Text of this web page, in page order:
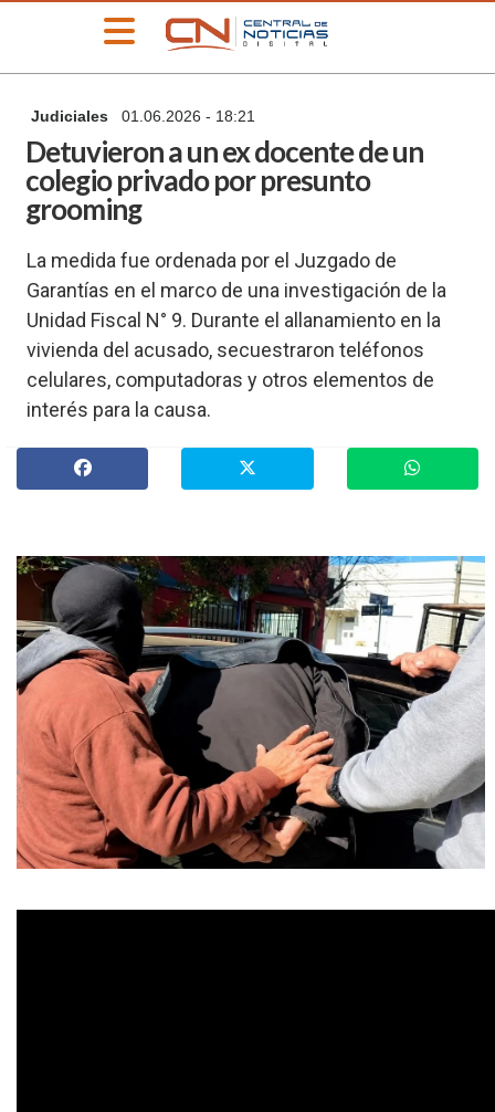
PORTADA
Deportes
Información
General
Locales
Nacionales
Policiales
»
Salud
»
Cultura
»
Economía
Espectáculos
»
Internacionales
»
Judiciales
Judiciales 01.06.2026 - 18:21
Detuvieron a un ex docente de un
colegio privado por presunto
grooming
La medida fue ordenada por el Juzgado de
Garantías en el marco de una investigación de la
Unidad Fiscal N° 9. Durante el allanamiento en la
vivienda del acusado, secuestraron teléfonos
celulares, computadoras y otros elementos de
interés para la causa.